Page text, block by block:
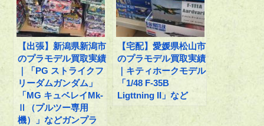
【出張】新潟県新潟市
のプラモデル買取実績
｜「PG ストライクフ
リーダムガンダム」
「MG キュベレイMk-
Ⅱ（プルツー専用
機）」などガンプラ
【宅配】愛媛県松山市
のプラモデル買取実績
｜キティホークモデル
「1/48 F-35B
Ligttning II」など